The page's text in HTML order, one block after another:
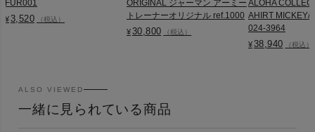
FUR001
¥ 3,520 （税込）
ORIGINAL ジャーマン アーミー
トレーナーオリジナル ref.1000
¥ 30,800 （税込）
ALOHA
AHIRT MICKEY/
024-3964
¥ 38,940 （税込）
ALSO VIEWED
一緒に見られている商品